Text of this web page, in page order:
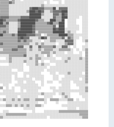
░░      ░░  ░░░░░░░░░░░░░░░░
░░░░
░░░░░░    ░░░░
░░░░░░    ░░░░
░░░░░░░░  ░░░░
░░░░
░░░░
░░▒▒▒▒▒▒▒▒██████▒▒▒▒░░░░░░░░░░
░░░░
░░░░▒▒▒▒░░░░░░▓▓▓▓▓▓░░    ░░▒▒
░░░░▒▒▓▓▓▓░░      ░░
░░    ░░░░
░░  ░░▒▒
░░░░    ░░  ▒▒
▒▒░░  ░░░░░░░░░░░░░░░░░░  ▒▒
░░▒▒░░░░░░░░░░░░▒▒░░▒▒▒▒░░░░░░░░░░    ░░░░▒▒░░░░░░▒▒░░▒▒
░░    ░░░░░░░░░░▒▒░░░░░░░░░░░░▒▒
░░░░░░░░░░  ░░░░░░▒▒░░▒▒░░░░    ░░░░░░░░░░░░░░░░░░░░▒▒
░░░░░░░░░░░░  ░░░░░░░░░░░░░░░░░░░░░░░░▒▒
░░░░    ░░░░░░░░░░  ░░░░░░░░░░░░░░░░░░░░░░░░░░▒▒
░░░░░░░░░░░░      ░░░░  ░░░░░░▒▒░░░░░░░░  ▒▒
░░░░░░░░  ░░    ░░  ░░░░░░░░░░      ░░░░    ░░░░░░░░░░░░░░▒▒
░░░░░░░░░░░░  ░░░░░░      ░░░░  ░░░░░░░░░░░░  ░░▒▒
░░░░░░░░    ░░░░  ░░░░░░    ░░  ░░░░    ░░░░░░░░  ░░░░░░░░▒▒
░░  ░░░░    ░░░░░░░░░░░░░░░░  ░░            ░░░░░░    ░░░░░░░░
░░  ░░    ░░░░░░░░░░░░░░      ░░░░  ░░░░░░░░      ░░░░▒▒
░░░░░░░░    ░░  ░░░░░░░░          ░░░░░░░░░░░░░░░░░░░░░░▒▒
░░▒▒░░░░      ░░░░░░
░░    ░░░░░░░░  ░░░░░░░░░░░░    ░░░░░░      ░░▒▒░░        ░░░░
▒▒▒▒▒▒░░░░░░▒▒▒▒  ░░    ░░
░░░░░░░░░░░░░░░░░░░░░░    ░░      ░░      ░░░░░░░░░░░░░░
░░░░░░░░░░░░░░░░░░
░░░░░░░░                      ░░░░░░  ░░░░░░
░░░░                ░░      ░░░░░░░░░░▒▒▒▒▒▒▒▒▒▒▒▒▒▒▒▒▒▒▒▒